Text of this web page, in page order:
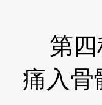
第四
痛入骨